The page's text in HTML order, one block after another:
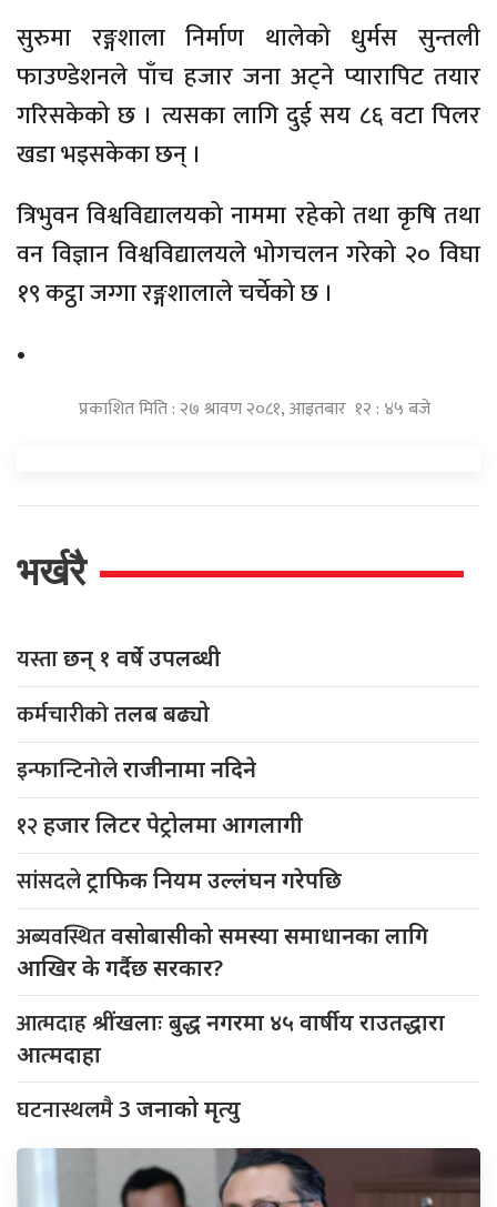
सुरुमा रङ्गशाला निर्माण थालेको धुर्मस सुन्तली
फाउण्डेशनले पाँच हजार जना अट्ने प्यारापिट तयार
गरिसकेको छ । त्यसका लागि दुई सय ८६ वटा पिलर
खडा भइसकेका छन् ।
त्रिभुवन विश्वविद्यालयको नाममा रहेको तथा कृषि तथा
वन विज्ञान विश्वविद्यालयले भोगचलन गरेको २० विघा
१९ कट्ठा जग्गा रङ्गशालाले चर्चेको छ ।
•
प्रकाशित मिति : २७ श्रावण २०८१, आइतबार १२ : ४५ बजे
भर्खरै
यस्ताछन् १ वर्षे उपलब्धी
कर्मचारीकोतलब बढ्यो
इन्फान्टिनोलेराजीनामा नदिने
१२हजार लिटर पेट्रोलमा आगलागी
सांसदलेट्राफिक नियम उल्लंघन गरेपछि
अब्यवस्थितवसोबासीको समस्या समाधानका लागि
आखिर के गर्दैछ सरकार?
आत्मदाहश्रींखलाः बुद्ध नगरमा ४५ वार्षीय राउतद्धारा
आत्मदाहा
घटनास्थलमै3 जनाको मृत्यु